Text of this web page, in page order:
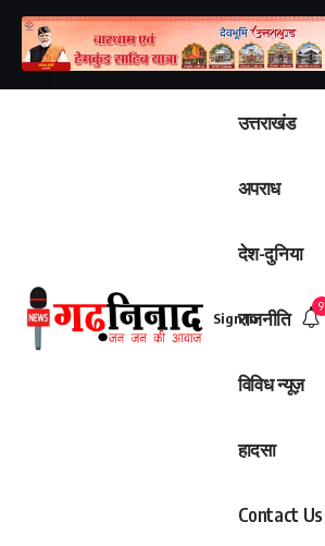
उत्तराखंड
अपराध
देश-दुनिया
राजनीति
विविध न्यूज़
हादसा
Contact Us
Sign In
9